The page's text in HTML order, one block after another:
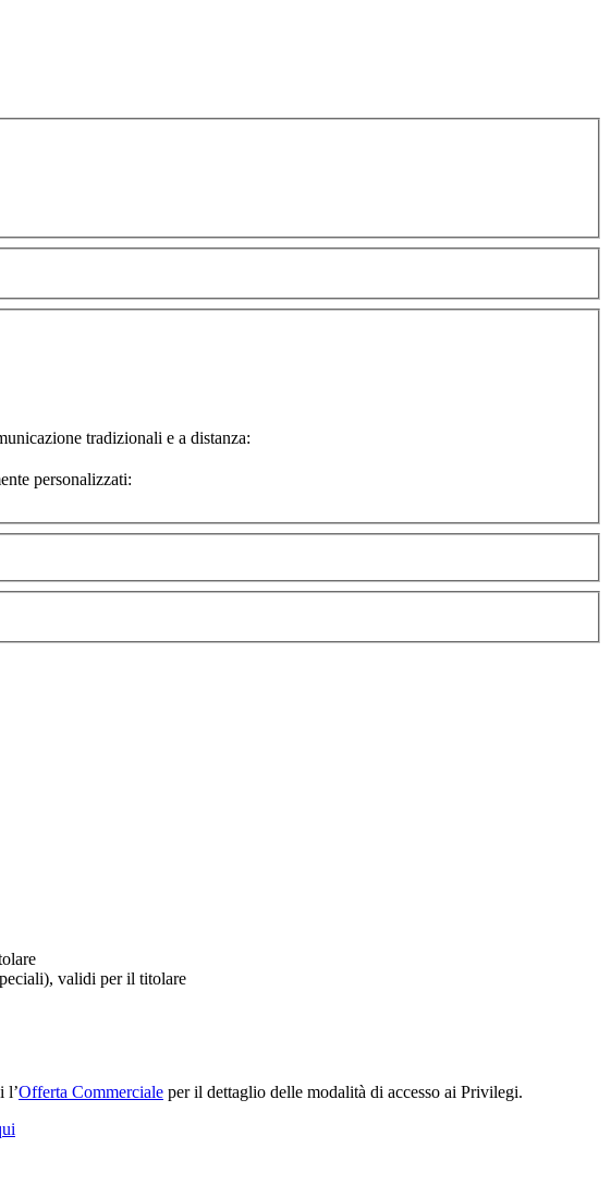
tradizionali e a distanza:
personalizzati:
validi per il titolare
l’Offerta Commerciale per il dettaglio delle modalità di accesso ai Privilegi.